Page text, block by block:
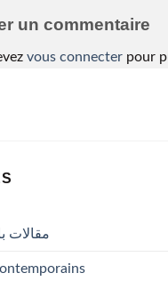
un commentaire
vous connecter pour
مقالات